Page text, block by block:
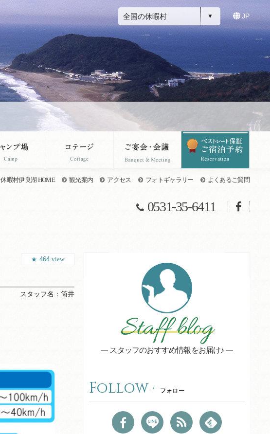
全国の休暇村 JP
休暇村伊良湖 HOME 観光案内 アクセス フォトギャラリー よくあるご質問
0531-35-6411
464 view
スタッフ名： 筒井
Staff blog
スタッフのおすすめ情報をお届け♪
Follow フォロー